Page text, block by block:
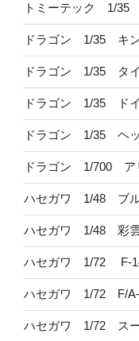
トミーテック 1/35
ドラゴン 1/35 キ
ドラゴン 1/35 タ
ドラゴン 1/35 ド
ドラゴン 1/35 ヘ
ドラゴン 1/700 ア
ハセガワ 1/48 ブル
ハセガワ 1/48 彩
ハセガワ 1/72 F-
ハセガワ 1/72 F/A-
ハセガワ 1/72 スー